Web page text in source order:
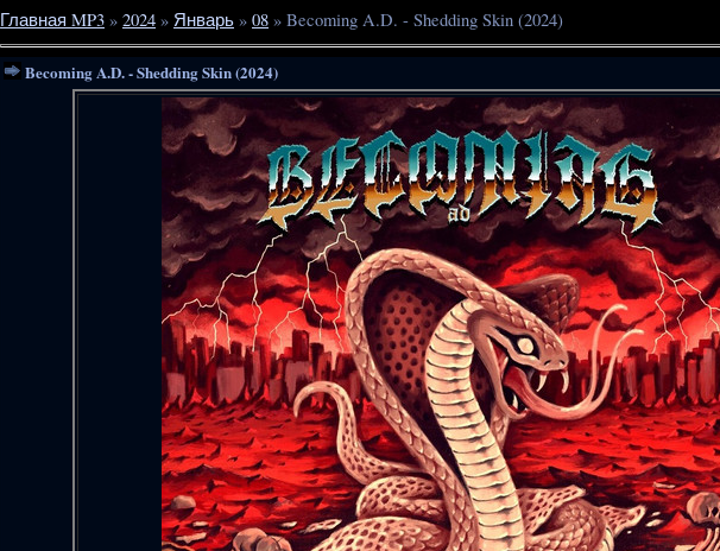
Главная MP3 » 2024 » Январь » 08 » Becoming A.D. - Shedding Skin (2024)
Becoming A.D. - Shedding Skin (2024)